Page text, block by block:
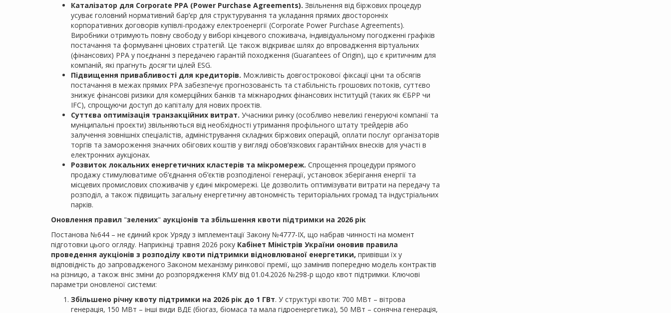
Каталізатор для Corporate PPA (Power Purchase Agreements). Звільнення від біржових процедур
усуває головний нормативний бар’єр для структурування та укладання прямих двосторонніх
корпоративних договорів купівлі-продажу електроенергії (Corporate Power Purchase Agreements).
Виробники отримують повну свободу у виборі кінцевого споживача, індивідуальному погодженні графіків
постачання та формуванні цінових стратегій. Це також відкриває шлях до впровадження віртуальних
(фінансових) PPA у поєднанні з передачею гарантій походження (Guarantees of Origin), що є критичним для
компаній, які прагнуть досягти цілей ESG.
Підвищення привабливості для кредиторів. Можливість довгострокової фіксації ціни та обсягів
постачання в межах прямих PPA забезпечує прогнозованість та стабільність грошових потоків, суттєво
знижує фінансові ризики для комерційних банків та міжнародних фінансових інституцій (таких як ЄБРР чи
IFC), спрощуючи доступ до капіталу для нових проєктів.
Суттєва оптимізація транзакційних витрат. Учасники ринку (особливо невеликі генеруючі компанії та
муніципальні проєкти) звільняються від необхідності утримання профільного штату трейдерів або
залучення зовнішніх спеціалістів, адміністрування складних біржових операцій, оплати послуг організаторів
торгів та замороження значних обігових коштів у вигляді обов’язкових гарантійних внесків для участі в
електронних аукціонах.
Розвиток локальних енергетичних кластерів та мікромереж. Спрощення процедури прямого
продажу стимулюватиме об’єднання об’єктів розподіленої генерації, установок зберігання енергії та
місцевих промислових споживачів у єдині мікромережі. Це дозволить оптимізувати витрати на передачу та
розподіл, а також підвищить загальну енергетичну автономність територіальних громад та індустріальних
парків.
Оновлення правил "зелених" аукціонів та збільшення квоти підтримки на 2026 рік
Постанова №644 – не єдиний крок Уряду з імплементації Закону №4777-IX, що набрав чинності на момент
підготовки цього огляду. Наприкінці травня 2026 року Кабінет Міністрів України оновив правила
проведення аукціонів з розподілу квоти підтримки відновлюваної енергетики, привівши їх у
відповідність до запровадженого Законом механізму ринкової премії, що замінив попередню модель контрактів
на різницю, а також вніс зміни до розпорядження КМУ від 01.04.2026 №298-р щодо квот підтримки. Ключові
параметри оновленої системи:
Збільшено річну квоту підтримки на 2026 рік до 1 ГВт. У структурі квоти: 700 МВт – вітрова
генерація, 150 МВт – інші види ВДЕ (біогаз, біомаса та мала гідроенергетика), 50 МВт – сонячна генерація,